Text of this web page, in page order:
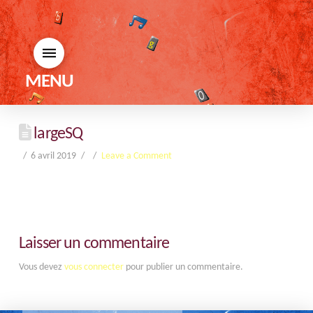
MENU
largeSQ
6 avril 2019 Leave a Comment
Laisser un commentaire
Vous devez vous connecterpour publier un commentaire.